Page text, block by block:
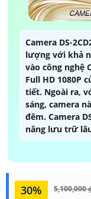
Camera DS-
lượng với khả
vào công nghệ
Full HD 1080P
tiết. Ngoài ra,
sáng, camera
đêm. Camera
năng lưu trữ
30% 5,100,000